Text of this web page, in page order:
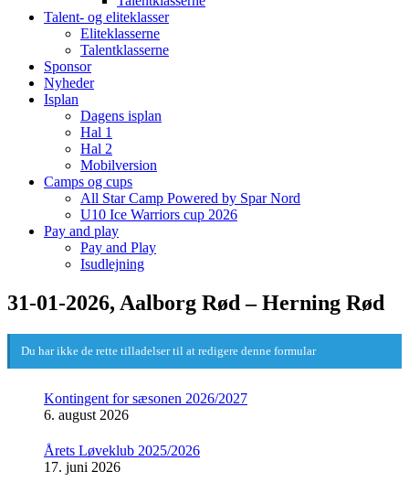
Talent- og eliteklasser
Eliteklasserne
Talentklasserne
Sponsor
Nyheder
Isplan
Dagens isplan
Hal 1
Hal 2
Mobilversion
Camps og cups
All Star Camp Powered by Spar Nord
U10 Ice Warriors cup 2026
Pay and play
Pay and Play
Isudlejning
31-01-2026, Aalborg Rød – Herning Rød
Du har ikke de rette tilladelser til at redigere denne formular
Kontingent for sæsonen 2026/2027
6. august 2026
Årets Løveklub 2025/2026
17. juni 2026